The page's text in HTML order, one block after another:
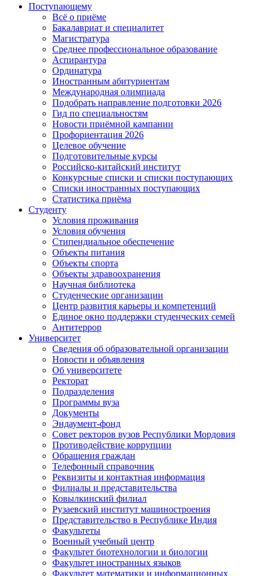
Поступающему
Всё о приёме
Бакалавриат и специалитет
Магистратура
Среднее профессиональное образование
Аспирантура
Ординатура
Иностранным абитуриентам
Международная олимпиада
Подобрать направление подготовки 2026
Гид по специальностям
Новости приёмной кампании
Профориентация 2026
Целевое обучение
Подготовительные курсы
Российско-китайский институт
Конкурсные списки и списки поступающих
Списки иностранных поступающих
Статистика приёма
Студенту
Условия проживания
Условия обучения
Стипендиальное обеспечение
Объекты питания
Объекты спорта
Объекты здравоохранения
Научная библиотека
Студенческие организации
Центр развития карьеры и компетенций
Единое окно поддержки студенческих семей
Антитеррор
Университет
Сведения об образовательной организации
Новости и объявления
Об университете
Ректорат
Подразделения
Программы вуза
Документы
Эндаумент-фонд
Совет ректоров вузов Республики Мордовия
Противодействие коррупции
Обращения граждан
Телефонный справочник
Реквизиты и контактная информация
Филиалы и представительства
Ковылкинский филиал
Рузаевский институт машиностроения
Представительство в Республике Индия
Факультеты
Военный учебный центр
Факультет биотехнологии и биологии
Факультет иностранных языков
Факультет математики и информационных